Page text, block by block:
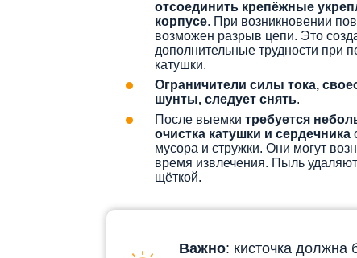
отсоединить крепёжные
корпусе. При возникновении
возможен разрыв цепи. Это
дополнительные трудности при
катушки.
Ограничители силы тока,
шунты, следует снять.
После выемки требуется
очистка катушки и сердечника
мусора и стружки. Они могут
время извлечения. Пыль
щёткой.
Важно: кисточка должна